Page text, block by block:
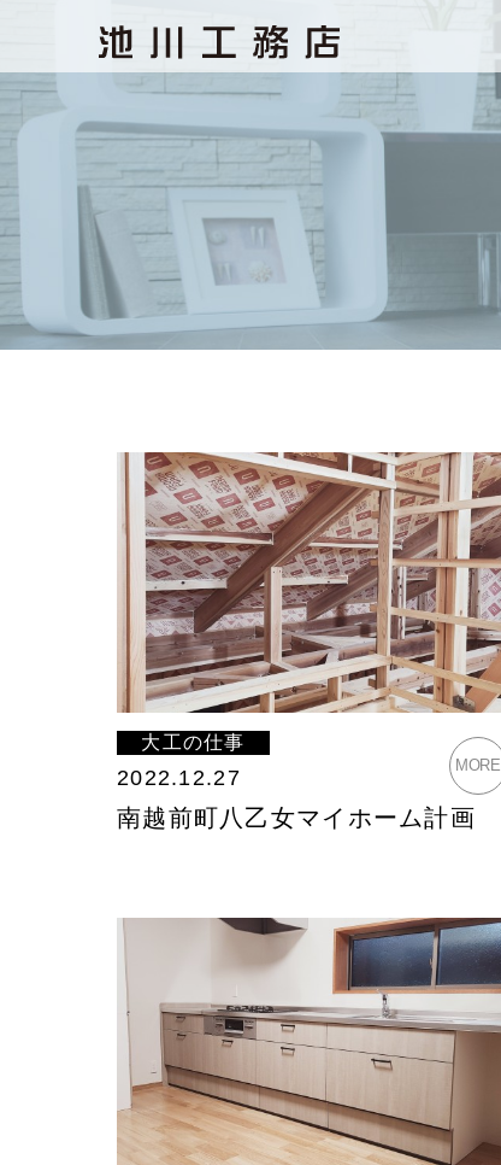
大工の仕事
2022.12.27
南越前町八乙女マイホーム計画
MORE